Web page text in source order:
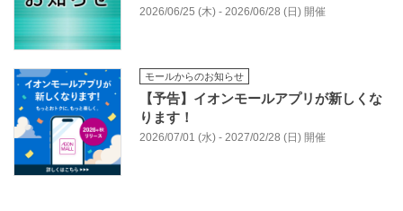
2026/06/25 (木) - 2026/06/28 (日) 開催
モールからのお知らせ
【予告】イオンモールアプリが新しくな
ります！
2026/07/01 (水) - 2027/02/28 (日) 開催